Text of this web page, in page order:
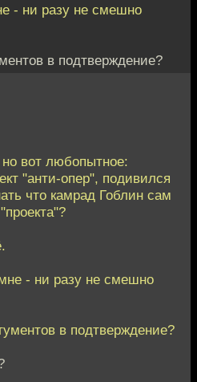
- ни разу не смешно
в подтверждение?
вот любопытное:
"анти-опер", подивился
что камрад Гоблин сам
- ни разу не смешно
в подтверждение?